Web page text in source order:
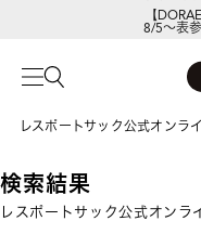
【
8/5～表
レスポートサック公式オンラ
検索結果
レスポートサック公式オンラ